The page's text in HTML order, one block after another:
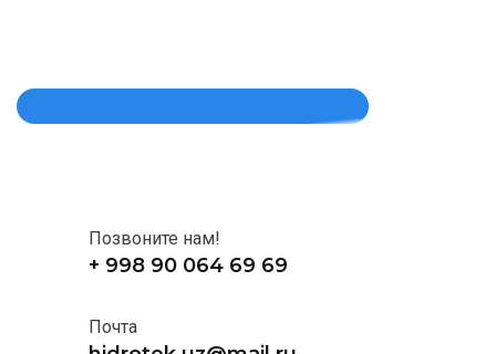
Позвоните нам!
+ 998 90 064 69 69
Почта